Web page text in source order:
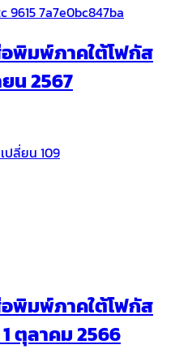
พิมพ์ภาคใต้โฟกัส
น 2567
พิมพ์ภาคใต้โฟกัส
ตุลาคม 2566